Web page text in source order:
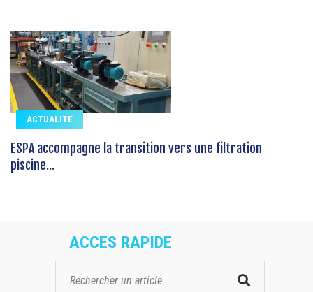
ACTUALITE
ESPA accompagne la transition vers une filtration
piscine...
ACCES RAPIDE